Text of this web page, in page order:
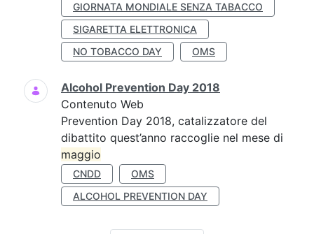
GIORNATA MONDIALE SENZA TABACCO
SIGARETTA ELETTRONICA
NO TOBACCO DAY
OMS
Alcohol Prevention Day 2018
Contenuto Web
Prevention Day 2018, catalizzatore del
dibattito quest’anno raccoglie nel mese di
maggio
CNDD
OMS
ALCOHOL PREVENTION DAY